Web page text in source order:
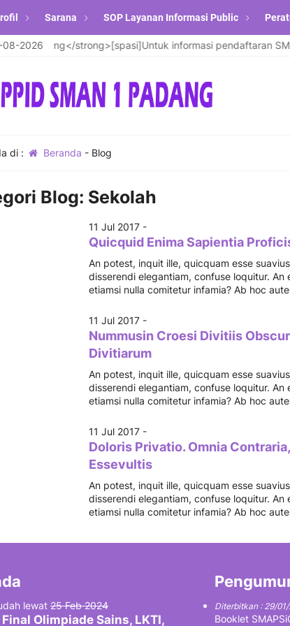
Sarana SOP Layanan Informasi Public
08-2026
Padang</strong>[spasi]Untuk informasi pendaftaran
di : Beranda - Blog
Blog: Sekolah
11 Jul 2017 -
Quicquid Enima Sapientia
An potest, inquit ille, quicquam esse
disserendi elegantiam, confuse loquitur.
etiamsi nulla comitetur infamia? Ab hoc
11 Jul 2017 -
Nummusin Croesi Divitiis
Divitiarum
An potest, inquit ille, quicquam esse
disserendi elegantiam, confuse loquitur.
etiamsi nulla comitetur infamia? Ab hoc
11 Jul 2017 -
Doloris Privatio. Omnia
Essevultis
An potest, inquit ille, quicquam esse
disserendi elegantiam, confuse loquitur.
etiamsi nulla comitetur infamia? Ab hoc
lewat 25 Feb 2024
Final Olimpiade Sains, LKTI,
Diterbitkan : 29/
Booklet